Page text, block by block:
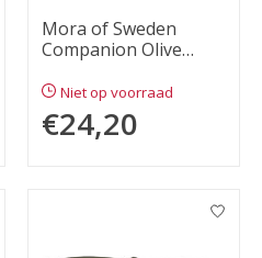
Mora of Sweden
Companion Olive
Niet op voorraad
€24,20